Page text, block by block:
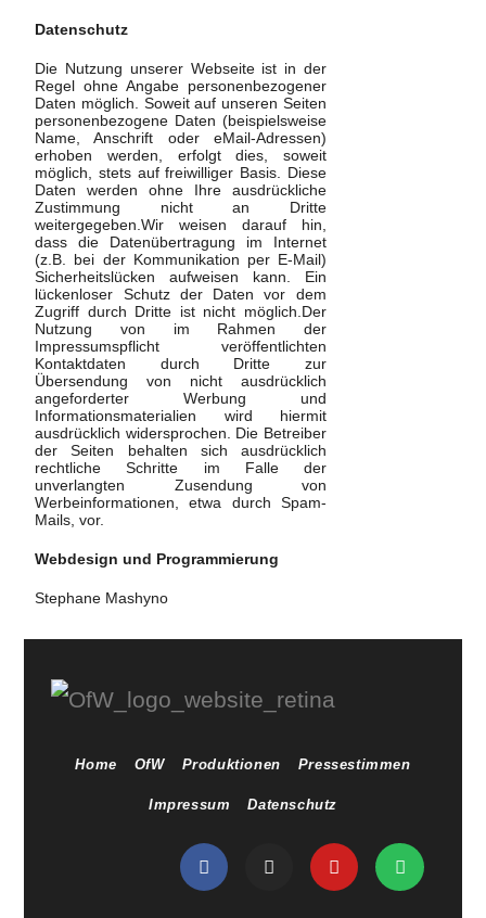
Datenschutz
Die Nutzung unserer Webseite ist in der
Regel ohne Angabe personenbezogener
Daten möglich. Soweit auf unseren Seiten
personenbezogene Daten (beispielsweise
Name, Anschrift oder eMail-Adressen)
erhoben werden, erfolgt dies, soweit
möglich, stets auf freiwilliger Basis. Diese
Daten werden ohne Ihre ausdrückliche
Zustimmung nicht an Dritte
weitergegeben.Wir weisen darauf hin,
dass die Datenübertragung im Internet
(z.B. bei der Kommunikation per E-Mail)
Sicherheitslücken aufweisen kann. Ein
lückenloser Schutz der Daten vor dem
Zugriff durch Dritte ist nicht möglich.Der
Nutzung von im Rahmen der
Impressumspflicht veröffentlichten
Kontaktdaten durch Dritte zur
Übersendung von nicht ausdrücklich
angeforderter Werbung und
Informationsmaterialien wird hiermit
ausdrücklich widersprochen. Die Betreiber
der Seiten behalten sich ausdrücklich
rechtliche Schritte im Falle der
unverlangten Zusendung von
Werbeinformationen, etwa durch Spam-
Mails, vor.
Webdesign und Programmierung
Stephane Mashyno
Home OfW Produktionen Pressestimmen
Impressum Datenschutz